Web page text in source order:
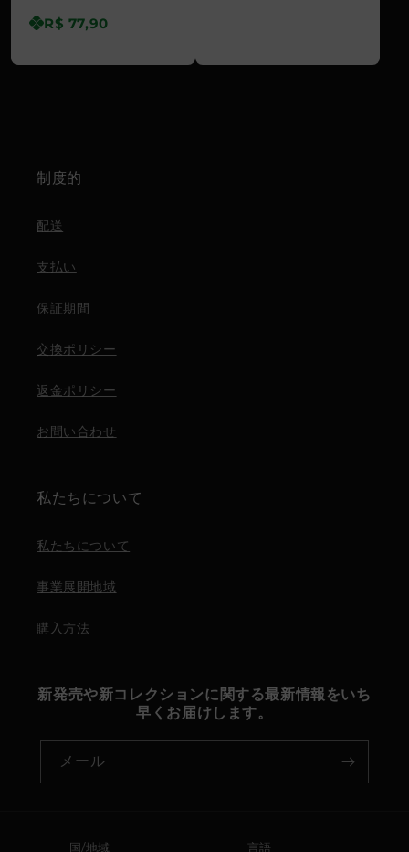
格
R$ 77,90
制度的
配送
支払い
保証期間
交換ポリシー
返金ポリシー
お問い合わせ
私たちについて
私たちについて
事業展開地域
購入方法
新発売や新コレクションに関する最新情報をいち
早くお届けします。
メール
国/地域 言語